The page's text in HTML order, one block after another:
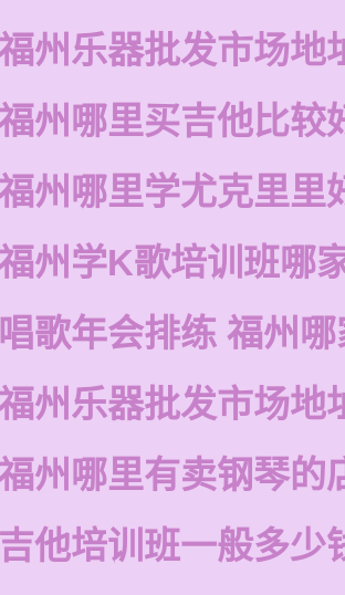
州乐器批发市场地
州哪里买吉他比较
州哪里学尤克里里
州学K歌培训班哪
唱歌年会排练 福州
州乐器批发市场地
州哪里有卖钢琴的
吉他培训班一般多少